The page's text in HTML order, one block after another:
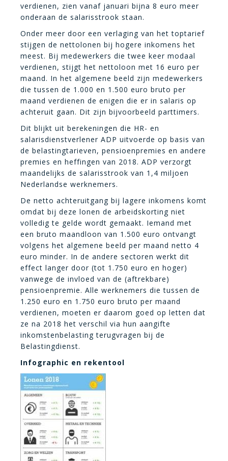
verdienen, zien vanaf januari bijna 8 euro meer
onderaan de salarisstrook staan.
Onder meer door een verlaging van het toptarief
stijgen de nettolonen bij hogere inkomens het
meest. Bij medewerkers die twee keer modaal
verdienen, stijgt het nettoloon met 16 euro per
maand. In het algemene beeld zijn medewerkers
die tussen de 1.000 en 1.500 euro bruto per
maand verdienen de enigen die er in salaris op
achteruit gaan. Dit zijn bijvoorbeeld parttimers.
Dit blijkt uit berekeningen die HR- en
salarisdienstverlener ADP uitvoerde op basis van
de belastingtarieven, pensioenpremies en andere
premies en heffingen van 2018. ADP verzorgt
maandelijks de salarisstrook van 1,4 miljoen
Nederlandse werknemers.
De netto achteruitgang bij lagere inkomens komt
omdat bij deze lonen de arbeidskorting niet
volledig te gelde wordt gemaakt. Iemand met
een bruto maandloon van 1.500 euro ontvangt
volgens het algemene beeld per maand netto 4
euro minder. In de andere sectoren werkt dit
effect langer door (tot 1.750 euro en hoger)
vanwege de invloed van de (aftrekbare)
pensioenpremie. Alle werknemers die tussen de
1.250 euro en 1.750 euro bruto per maand
verdienen, moeten er daarom goed op letten dat
ze na 2018 het verschil via hun aangifte
inkomstenbelasting terugvragen bij de
Belastingdienst.
Infographic en rekentool